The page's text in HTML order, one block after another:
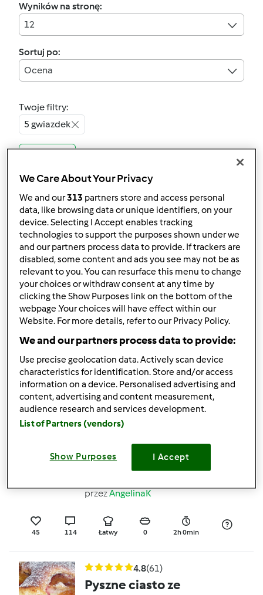
Wyników na stronę:
12
Sortuj po:
Ocena
Twoje filtry:
5 gwiazdek
Wyczyść
Ciasto marchewkowe -
BŁYSKAWICZNE!!!
przezHana
41min
4.6 (117)
Ciasto marchewkowe
przezGość
103 127 Łatwy 25 1h 0min
4.6(64)
Ciasto drożdżowe z
przezAngelinaK
45 114 Łatwy 0 2h 0min
4.8(61)
Pyszne ciasto ze
We Care About Your Privacy
We and our313 partners store and access personal
data, like browsing data or unique identifiers, on your
device. Selecting I Accept enables tracking
technologies to support the purposes shown under we
and our partners process data to provide. If trackers are
disabled, some content and ads you see may not be as
relevant to you. You can resurface this menu to change
your choices or withdraw consent at any time by
clicking the Show Purposes link on the bottom of the
webpage .Your choices will have effect within our
Website. For more details, refer to our Privacy Policy.
We and our partners process data to provide:
Use precise geolocation data. Actively scan device
characteristics for identification. Store and/or access
information on a device. Personalised advertising and
content, advertising and content measurement,
audience research and services development.
List of Partners (vendors)
Show Purposes I Accept